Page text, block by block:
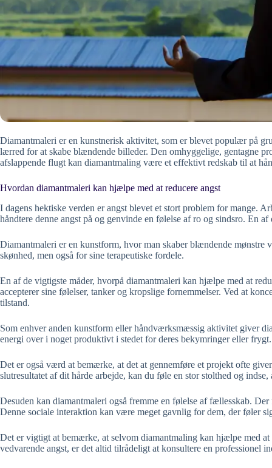
Diamantmaleri er en kunstnerisk aktivitet, som er blevet populær på
lærred for at skabe blændende billeder. Den omhyggelige, gentagne
afslappende flugt kan diamantmaling være et effektivt redskab til at
Hvordan diamantmaleri kan hjælpe med at reducere angst
I dagens hektiske verden er angst blevet et stort problem for mange.
håndtere denne angst på og genvinde en følelse af ro og sindsro. En
Diamantmaleri er en kunstform, hvor man skaber blændende
skønhed, men også for sine terapeutiske fordele.
En af de vigtigste måder, hvorpå diamantmaleri kan hjælpe med at
accepterer sine følelser, tanker og kropslige fornemmelser. Ved at
tilstand.
Som enhver anden kunstform eller håndværksmæssig aktivitet giver
energi over i noget produktivt i stedet for deres bekymringer eller frygt.
Det er også værd at bemærke, at det at gennemføre et projekt ofte
slutresultatet af dit hårde arbejde, kan du føle en stor stolthed og
Desuden kan diamantmaleri også fremme en følelse af fællesskab.
Denne sociale interaktion kan være meget gavnlig for dem, der føler
Det er vigtigt at bemærke, at selvom diamantmaling kan hjælpe med
vedvarende angst, er det altid tilrådeligt at konsultere en professionel